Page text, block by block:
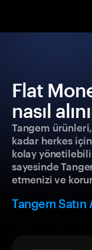
Flat
nasıl
Tangem
kadar herkes
kolay
sayesinde
etmenizi ve
Tangem Satın